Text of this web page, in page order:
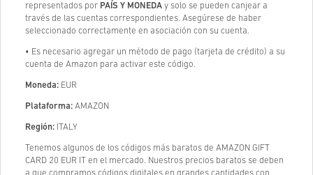
representados por PAÍS Y MONEDA y solo se pueden canjear a
través de las cuentas correspondientes. Asegúrese de haber
seleccionado correctamente en asociación con su cuenta.
• Es necesario agregar un método de pago (tarjeta de crédito) a su
cuenta de Amazon para activar este código.
Moneda: EUR
Plataforma: AMAZON
Región: ITALY
Tenemos algunos de los códigos más baratos de AMAZON GIFT
CARD 20 EUR IT en el mercado. Nuestros precios baratos se deben
a que compramos códigos digitales en grandes cantidades con